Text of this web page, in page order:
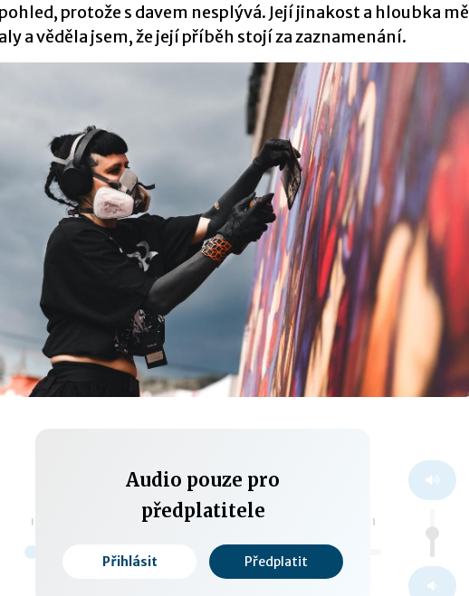
protože s davem nesplývá. Její jinakost a hloubka mě
a věděla jsem, že její příběh stojí za zaznamenání.
Audio pouze pro
předplatitele
Přihlásit Předplatit
0:00 / 0:00